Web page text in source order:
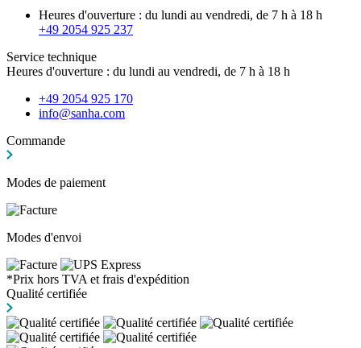
Heures d'ouverture : du lundi au vendredi, de 7 h à 18 h
+49 2054 925 237
Service technique
Heures d'ouverture : du lundi au vendredi, de 7 h à 18 h
+49 2054 925 170
info@sanha.com
Commande
Modes de paiement
Modes d'envoi
*Prix hors TVA et frais d'expédition
Qualité certifiée